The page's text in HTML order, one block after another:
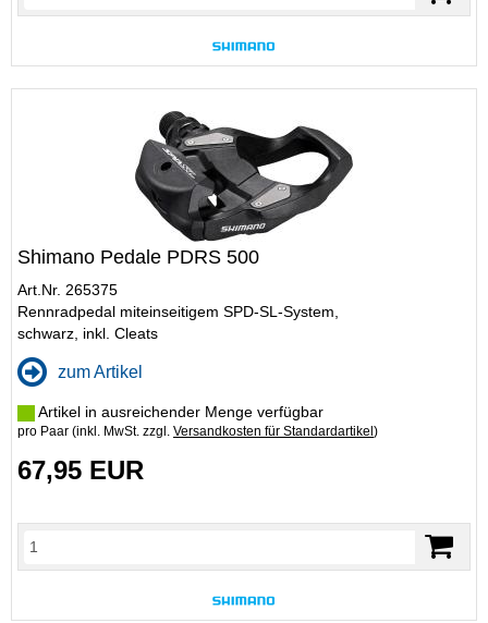
Shimano Pedale PDRS 500
Art.Nr. 265375
Rennradpedal miteinseitigem SPD-SL-System,
schwarz, inkl. Cleats
zum Artikel
Artikel in ausreichender Menge verfügbar
pro Paar (inkl. MwSt. zzgl. Versandkosten für Standardartikel )
67,95 EUR